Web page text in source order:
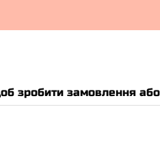
зробити замовлення або